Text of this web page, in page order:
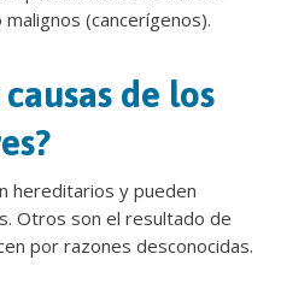
(cancerígenos).
de los
hereditarios y pueden
Otros son el resultado de
por razones desconocidas.